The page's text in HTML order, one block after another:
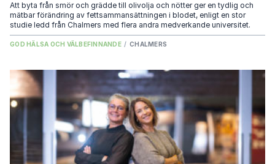
Att byta från smör och grädde till olivolja och nötter ger en tydlig och
mätbar förändring av fettsammansättningen i blodet, enligt en stor
studie ledd från Chalmers med flera andra medverkande universitet.
GOD HÄLSA OCH VÄLBEFINNANDE / CHALMERS